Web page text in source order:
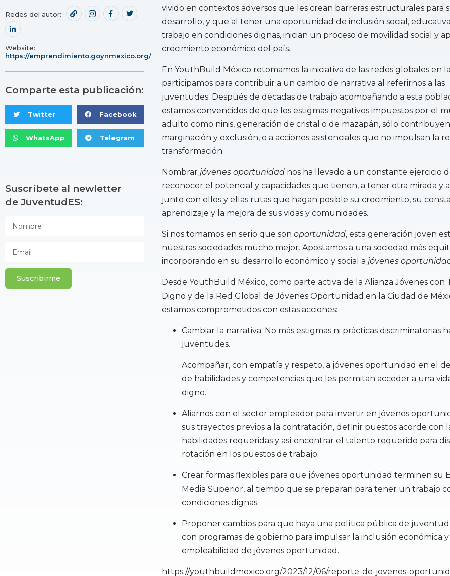
Redes del autor:
Website:
https://emprendimiento.goynmexico.org/
Comparte esta publicación:
Twitter Facebook
WhatsApp Telegram
Suscríbete al newletter
de JuventudES:
Suscribirme
vivido en contextos adversos que les crean barreras estructurales para
desarrollo, y que al tener una oportunidad de inclusión social,
trabajo en condiciones dignas, inician un proceso de movilidad social y
crecimiento económico del país.
En YouthBuild México retomamos la iniciativa de las redes globales en
participamos para contribuir a un cambio de narrativa al referirnos a las
juventudes. Después de décadas de trabajo acompañando a esta
estamos convencidos de que los estigmas negativos impuestos por el
adulto como ninis, generación de cristal o de mazapán, sólo
marginación y exclusión, o a acciones asistenciales que no impulsan la
transformación.
Nombrar jóvenes oportunidad nos ha llevado a un constante ejercicio
reconocer el potencial y capacidades que tienen, a tener otra mirada y
junto con ellos y ellas rutas que hagan posible su crecimiento, su
aprendizaje y la mejora de sus vidas y comunidades.
Si nos tomamos en serio que son oportunidad, esta generación joven
nuestras sociedades mucho mejor. Apostamos a una sociedad más
incorporando en su desarrollo económico y social a jóvenes
Desde YouthBuild México, como parte activa de la Alianza Jóvenes con
Digno y de la Red Global de Jóvenes Oportunidad en la Ciudad de
estamos comprometidos con estas acciones:
Cambiar la narrativa. No más estigmas ni prácticas discriminatorias
juventudes.
Acompañar, con empatía y respeto, a jóvenes oportunidad en el
de habilidades y competencias que les permitan acceder a una
digno.
Aliarnos con el sector empleador para invertir en jóvenes
sus trayectos previos a la contratación, definir puestos acorde con
habilidades requeridas y así encontrar el talento requerido para
rotación en los puestos de trabajo.
Crear formas flexibles para que jóvenes oportunidad terminen su
Media Superior, al tiempo que se preparan para tener un trabajo
condiciones dignas.
Proponer cambios para que haya una política pública de
con programas de gobierno para impulsar la inclusión económica
empleabilidad de jóvenes oportunidad.
https://youthbuildmexico.org/2023/12/06/reporte-de-jovenes-